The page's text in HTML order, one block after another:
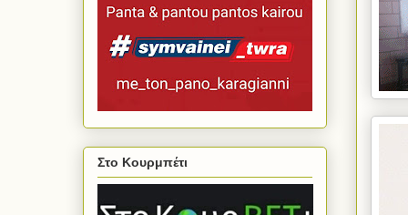
Στο Κουρμπέτι